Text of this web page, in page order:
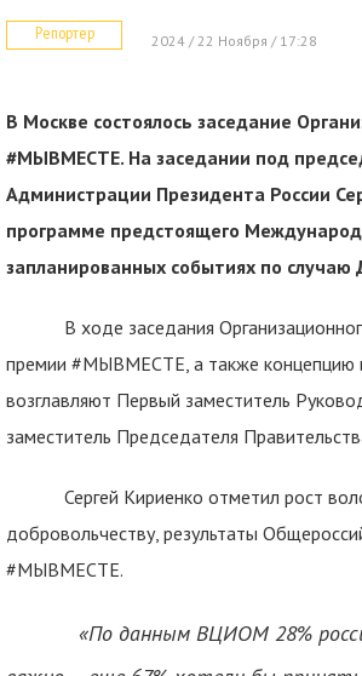
Репортер 2024 / 22 Ноября / 17:28
В Москве состоялось заседание
#МЫВМЕСТЕ. На заседании под
Администрации Президента России
программе предстоящего
запланированных событиях по случаю
В ходе заседания
премии #МЫВМЕСТЕ, а также концепцию
возглавляют Первый заместитель
заместитель Председателя
Сергей Кириенко отметил рост
добровольчеству, результаты
#МЫВМЕСТЕ.
«По данным ВЦИОМ 28%